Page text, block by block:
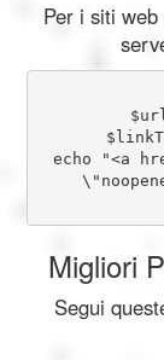
Per i siti
echo "<a
Migliori
Segui